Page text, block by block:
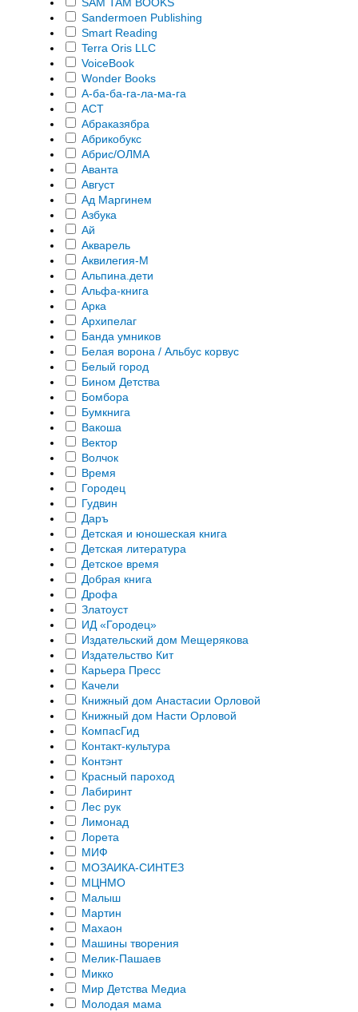
SAM TAM BOOKS
Sandermoen Publishing
Smart Reading
Terra Oris LLC
VoiceBook
Wonder Books
А-ба-ба-га-ла-ма-га
АСТ
Абраказябра
Абрикобукс
Абрис/ОЛМА
Аванта
Август
Ад Маргинем
Азбука
Ай
Акварель
Аквилегия-М
Альпина.дети
Альфа-книга
Арка
Архипелаг
Банда умников
Белая ворона / Альбус корвус
Белый город
Бином Детства
Бомбора
Бумкнига
Вакоша
Вектор
Волчок
Время
Городец
Гудвин
Даръ
Детская и юношеская книга
Детская литература
Детское время
Добрая книга
Дрофа
Златоуст
ИД «Городец»
Издательский дом Мещерякова
Издательство Кит
Карьера Пресс
Качели
Книжный дом Анастасии Орловой
Книжный дом Насти Орловой
КомпасГид
Контакт-культура
Контэнт
Красный пароход
Лабиринт
Лес рук
Лимонад
Лорета
МИФ
МОЗАИКА-СИНТЕЗ
МЦНМО
Малыш
Мартин
Махаон
Машины творения
Мелик-Пашаев
Микко
Мир Детства Медиа
Молодая мама